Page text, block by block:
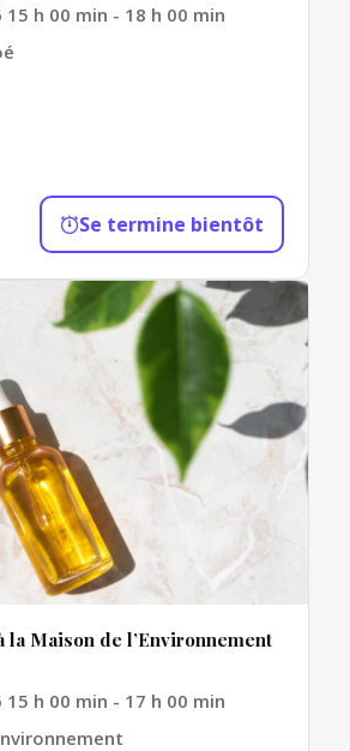
h 00 min - 18 h 00 min
Se termine bientôt
la Maison de l’Environnement
h 00 min - 17 h 00 min